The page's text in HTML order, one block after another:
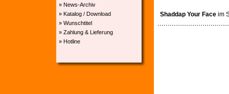
» News-Archiv
» Katalog / Download
» Wunschtitel
» Zahlung & Lieferung
» Hotline
Shaddap Your Face im